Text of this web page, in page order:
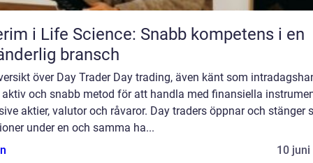
i Life Science: Snabb kompetens i en
bransch
över Day Trader Day trading, även känt som
aktiv och snabb metod för att handla med finansiella
aktier, valutor och råvaror. Day traders öppnar och stänger
under en och samma ha...
10 juni